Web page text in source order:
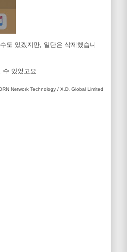
도 있겠지만, 일단은 삭제했습니
수 있었고요.
Network Technology / X.D. Global Limited